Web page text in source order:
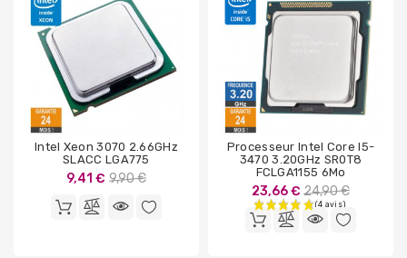
Intel Xeon 3070 2.66GHz
SLACC LGA775
9,41 € Prix
base
9,90 €
Processeur Intel Core I5-
3470 3.20GHz SR0T8
FCLGA1155 6Mo
23,66 € Prix
de
base
24,90 €